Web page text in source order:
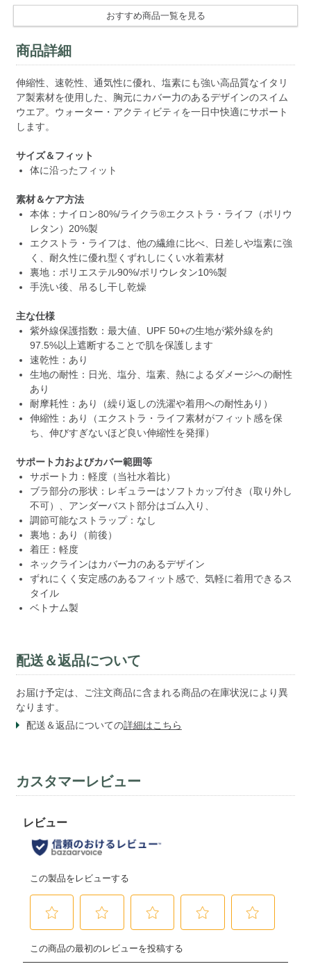
おすすめ商品一覧を見る
商品詳細
伸縮性、速乾性、通気性に優れ、塩素にも強い高品質なイタリ
ア製素材を使用した、胸元にカバー力のあるデザインのスイム
ウエア。ウォーター・アクティビティを一日中快適にサポート
します。
サイズ＆フィット
体に沿ったフィット
素材＆ケア方法
本体：ナイロン80%/ライクラ®エクストラ・ライフ（ポリウ
レタン）20%製
エクストラ・ライフは、他の繊維に比べ、日差しや塩素に強
く、耐久性に優れ型くずれしにくい水着素材
裏地：ポリエステル90%/ポリウレタン10%製
手洗い後、吊るし干し乾燥
主な仕様
紫外線保護指数：最大値、UPF 50+の生地が紫外線を約
97.5%以上遮断することで肌を保護します
速乾性：あり
生地の耐性：日光、塩分、塩素、熱によるダメージへの耐性
あり
耐摩耗性：あり（繰り返しの洗濯や着用への耐性あり）
伸縮性：あり（エクストラ・ライフ素材がフィット感を保
ち、伸びすぎないほど良い伸縮性を発揮）
サポート力およびカバー範囲等
サポート力：軽度（当社水着比）
ブラ部分の形状：レギュラーはソフトカップ付き（取り外し
不可）、アンダーバスト部分はゴム入り、
調節可能なストラップ：なし
裏地：あり（前後）
着圧：軽度
ネックラインはカバー力のあるデザイン
ずれにくく安定感のあるフィット感で、気軽に着用できるス
タイル
ベトナム製
配送＆返品について
お届け予定は、ご注文商品に含まれる商品の在庫状況により異
なります。
配送＆返品についての詳細はこちら
カスタマーレビュー